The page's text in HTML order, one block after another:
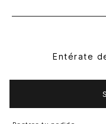
Entérate